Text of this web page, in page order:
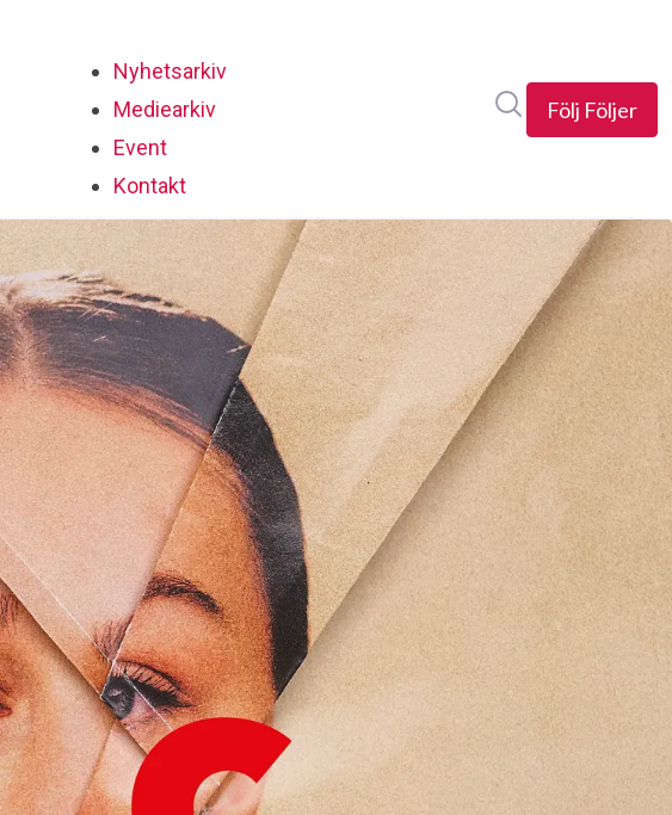
Nyhetsarkiv
Mediearkiv
Event
Kontakt
Följ Följer